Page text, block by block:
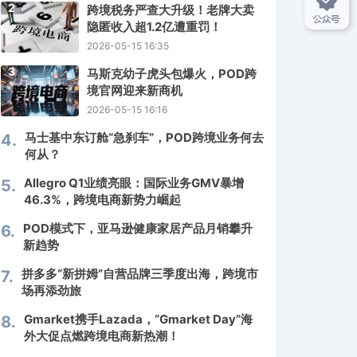
2
跨境税务严查大升级！老牌大卖
隐匿收入超1.2亿遭重罚！
2026-05-15 16:35
3
马斯克幼子虎头包爆火，POD跨
境官网迎来新商机
2026-05-15 16:16
4. 马士基中东订舱“急刹车”，POD跨境业务何去
何从？
5. Allegro Q1业绩亮眼：国际业务GMV暴增
46.3%，跨境电商新势力崛起
6.
POD模式下，亚马逊健康家居产品月销攀升
新趋势
7. 拼多多“新拼姆”自营品牌三季度出海，跨境市
场再添劲旅
8. Gmarket携手Lazada，“Gmarket Day”海
外大促点燃跨境电商新热潮！